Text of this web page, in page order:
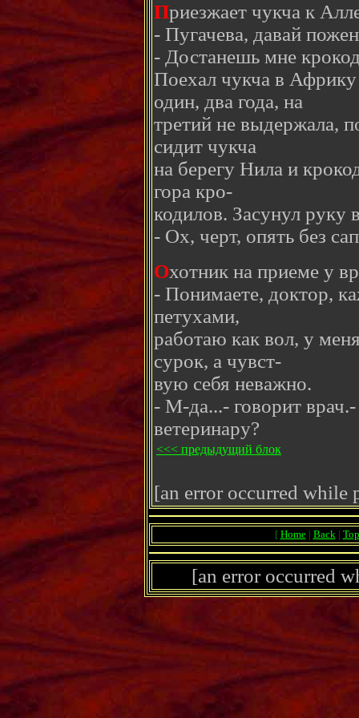
Приезжает чукча к
- Пугачева, давай
- Достанешь мне
Поехал чукча в
один, два года, на
третий не выдержала,
сидит чукча
на берегу Нила и
гора кро-
кодилов. Засунул руку
- Ох, черт, опять без
Охотник на приеме у
- Понимаете, доктор,
петухами,
работаю как вол, у
сурок, а чувст-
вую себя неважно.
- М-да...- говорит
ветеринару?
<<< предыдущий блок
[an error occurred while
[ Home| Back| Top
[an error occurred